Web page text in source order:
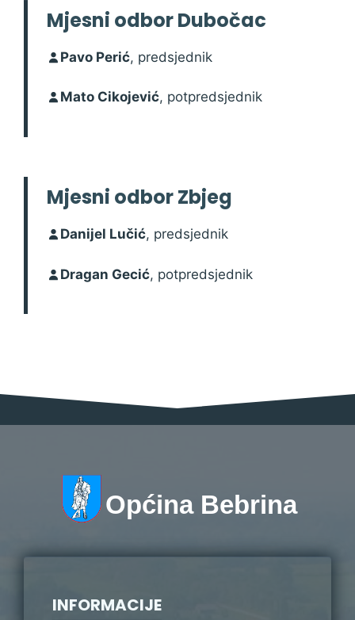
Mjesni odbor Dubočac
Pavo Perić, predsjednik
Mato Cikojević, potpredsjednik
Mjesni odbor Zbjeg
Danijel Lučić, predsjednik
Dragan Gecić, potpredsjednik
Općina Bebrina
INFORMACIJE